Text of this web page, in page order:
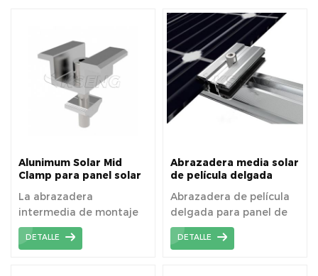
Alunimum Solar Mid
Clamp para panel solar
La abrazadera
intermedia de montaje
solar superior sujeta los
módulos al riel con un
DETALLE
Abrazadera media solar
de película delgada
marco
Abrazadera de película
delgada para panel de
vidrio sin marco que se
puede utilizar para
DETALLE